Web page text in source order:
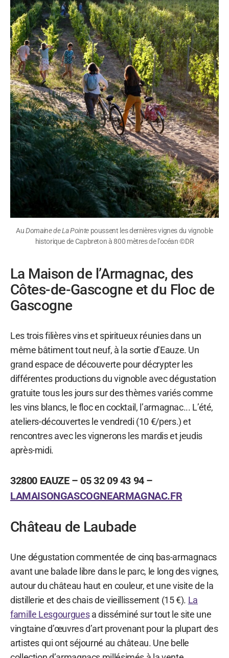
AuDomaine de La Pointepoussent les dernières vignes du vignoble
historique de Capbreton à 800 mètres de l'océan ©DR
La Maison de l’Armagnac, des
Côtes-de-Gascogne et du Floc de
Gascogne
Les trois filières vins et spiritueux réunies dans un
même bâtiment tout neuf, à la sortie d’Eauze. Un
grand espace de découverte pour décrypter les
différentes productions du vignoble avec dégustation
gratuite tous les jours sur des thèmes variés comme
les vins blancs, le floc en cocktail, l’armagnac... L’été,
ateliers-découvertes le vendredi (10 €/pers.) et
rencontres avec les vignerons les mardis et jeudis
après-midi.
32800 EAUZE – 05 32 09 43 94 –
LAMAISONGASCOGNEARMAGNAC.FR
Château de Laubade
Une dégustation commentée de cinq bas-armagnacs
avant une balade libre dans le parc, le long des vignes,
autour du château haut en couleur, et une visite de la
distillerie et des chais de vieillissement (15 €). La
famille Lesgourguesa disséminé sur tout le site une
vingtaine d’œuvres d’art provenant pour la plupart des
artistes qui ont séjourné au château. Une belle